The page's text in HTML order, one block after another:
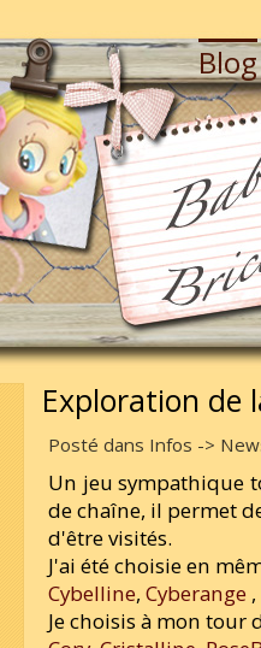
Blog
Exploration de
Posté dans Infos ->
Un jeu sympathique
de chaîne, il permet
d'être visités.
J'ai été choisie en
Cybelline, Cyberange ,
Je choisis à mon tour